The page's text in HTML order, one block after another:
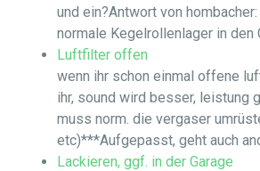
und ein?Antwort von
normale Kegelrollenlager in den
Luftfilter offen
wenn ihr schon einmal offene
ihr, sound wird besser, leistung
muss norm. die vergaser
etc)***Aufgepasst, geht auch
Lackieren, ggf. in der Garage